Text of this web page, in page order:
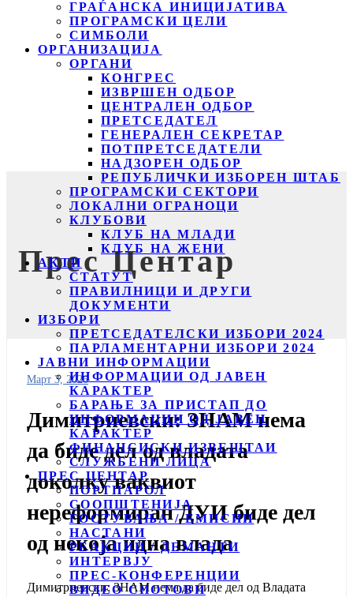
ГРАЃАНСКА ИНИЦИЈАТИВА
ПРОГРАМСКИ ЦЕЛИ
СИМБОЛИ
ОРГАНИЗАЦИЈА
ОРГАНИ
КОНГРЕС
ИЗВРШЕН ОДБОР
ЦЕНТРАЛЕН ОДБОР
ПРЕТСЕДАТЕЛ
ГЕНЕРАЛЕН СЕКРЕТАР
ПОТПРЕТСЕДАТЕЛИ
НАДЗОРЕН ОДБОР
РЕПУБЛИЧКИ ИЗБОРЕН ШТАБ
ПРОГРАМСКИ СЕКТОРИ
ЛОКАЛНИ ОГРАНОЦИ
КЛУБОВИ
КЛУБ НА МЛАДИ
КЛУБ НА ЖЕНИ
АКТИ
СТАТУТ
ПРАВИЛНИЦИ И ДРУГИ
ДОКУМЕНТИ
ИЗБОРИ
ПРЕТСЕДАТЕЛСКИ ИЗБОРИ 2024
ПАРЛАМЕНТАРНИ ИЗБОРИ 2024
ЈАВНИ ИНФОРМАЦИИ
ИНФОРМАЦИИ ОД ЈАВЕН
КАРАКТЕР
БАРАЊЕ ЗА ПРИСТАП ДО
ИНФОРМАЦИИ ОД ЈАВЕН
КАРАКТЕР
ФИНАНСИСКИ ИЗВЕШТАИ
СЛУЖБЕНИ ЛИЦА
ПРЕС ЦЕНТАР
ПОРТПАРОЛ
СООПШТЕНИЈА
ГОСТУВАЊА / ЕМИСИИ
НАСТАНИ
РЕАКЦИИ / ДЕМАНТИ
ИНТЕРВЈУ
ПРЕС-КОНФЕРЕНЦИИ
ВИДЕО СПОТОВИ
Прес Центар
Март 3, 2026
Димитриевски: ЗНАМ нема
да биде дел од владата
доколку ваквиот
нереформиран ДУИ биде дел
од некоја идна влада
Димитриевски: ЗНАМ нема да биде дел од Владата